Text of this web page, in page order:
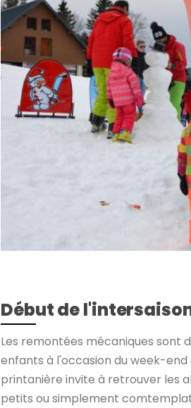
Début de
Les remontées mécaniques sont
enfants à l'occasion du week-
printanière invite à retrouver les
petits ou simplement